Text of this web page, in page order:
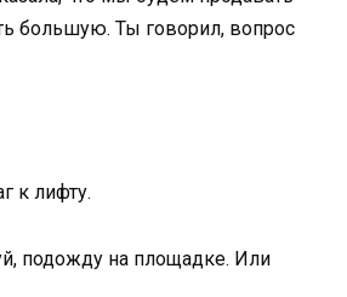
большую. Ты говорил, вопрос
к лифту.
подожду на площадке. Или